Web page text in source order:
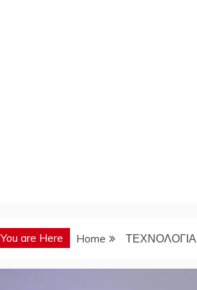
You are Here Home ΤΕΧΝΟΛΟΓΙΑ